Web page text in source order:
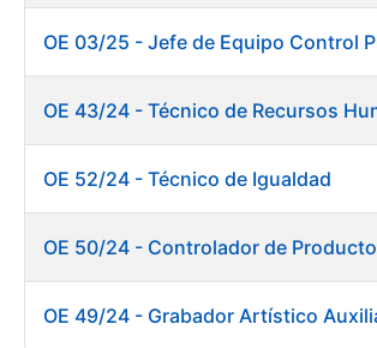
OE 52/24 - Técnico de Igualdad
OE 50/24 - Controlador de Producto